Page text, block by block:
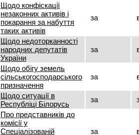
Щодо конфіскації
незаконних активів і
покарання за набуття
таких активів
за
Щодо недоторканності
народних депутатів
України
за
Щодо обігу земель
сільськогосподарського
призначення
за
Щодо ситуації в
Республіці Білорусь
за
Про представників до
комісії у
Спеціалізованій
за